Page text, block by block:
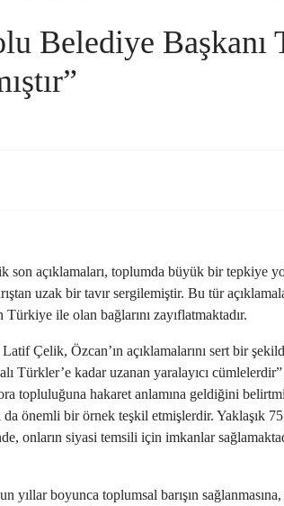
Belediye Başkanı
açıklamaları, toplumda büyük bir tepkiye
uzak bir tavır sergilemiştir. Bu tür
Türkiye ile olan bağlarını zayıflatmaktadır.
Çelik, Özcan’ın açıklamalarını sert bir
Türkler’e kadar uzanan yaralayıcı
topluluğuna hakaret anlamına geldiğini
önemli bir örnek teşkil etmişlerdir. Yaklaşık
onların siyasi temsili için imkanlar
boyunca toplumsal barışın